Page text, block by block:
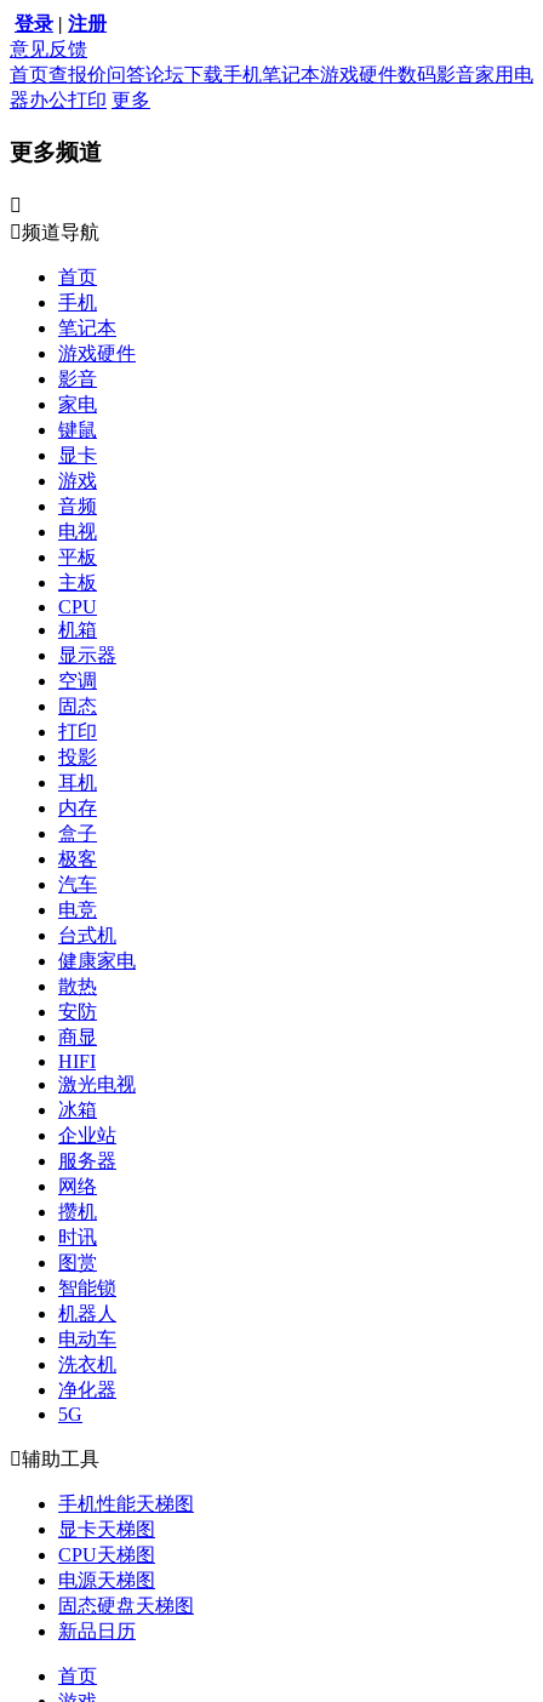
登录 | 注册
意见反馈
首页查报价问答论坛下载手机笔记本游戏硬件数码影音家用电
器办公打印 更多
更多频道

频道导航
首页
手机
笔记本
游戏硬件
影音
家电
键鼠
显卡
游戏
音频
电视
平板
主板
CPU
机箱
显示器
空调
固态
打印
投影
耳机
内存
盒子
极客
汽车
电竞
台式机
健康家电
散热
安防
商显
HIFI
激光电视
冰箱
企业站
服务器
网络
攒机
时讯
图赏
智能锁
机器人
电动车
洗衣机
净化器
5G
辅助工具
手机性能天梯图
显卡天梯图
CPU天梯图
电源天梯图
固态硬盘天梯图
新品日历
首页